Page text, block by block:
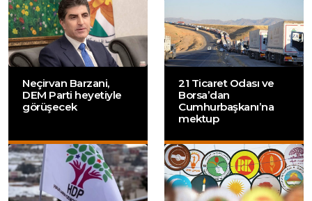
Neçirvan Barzani,
DEM Parti heyetiyle
görüşecek
21 Ticaret Odası ve
Borsa’dan
Cumhurbaşkanı’na
mektup